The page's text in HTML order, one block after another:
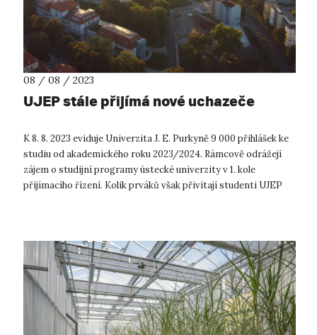
08 / 08 / 2023
UJEP stále přijímá nové uchazeče
K 8. 8. 2023 eviduje Univerzita J. E. Purkyně 9 000 přihlášek ke
studiu od akademického roku 2023/2024. Rámcově odrážejí
zájem o studijní programy ústecké univerzity v 1. kole
přijímacího řízení. Kolik prváků však přivítají studenti UJEP